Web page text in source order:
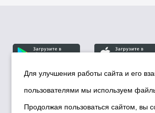
© Департамент информационной
города Новосибирска, 2026
Для улучшения работы сайта и его
пользователями мы используем
Продолжая пользоваться сайтом, вы